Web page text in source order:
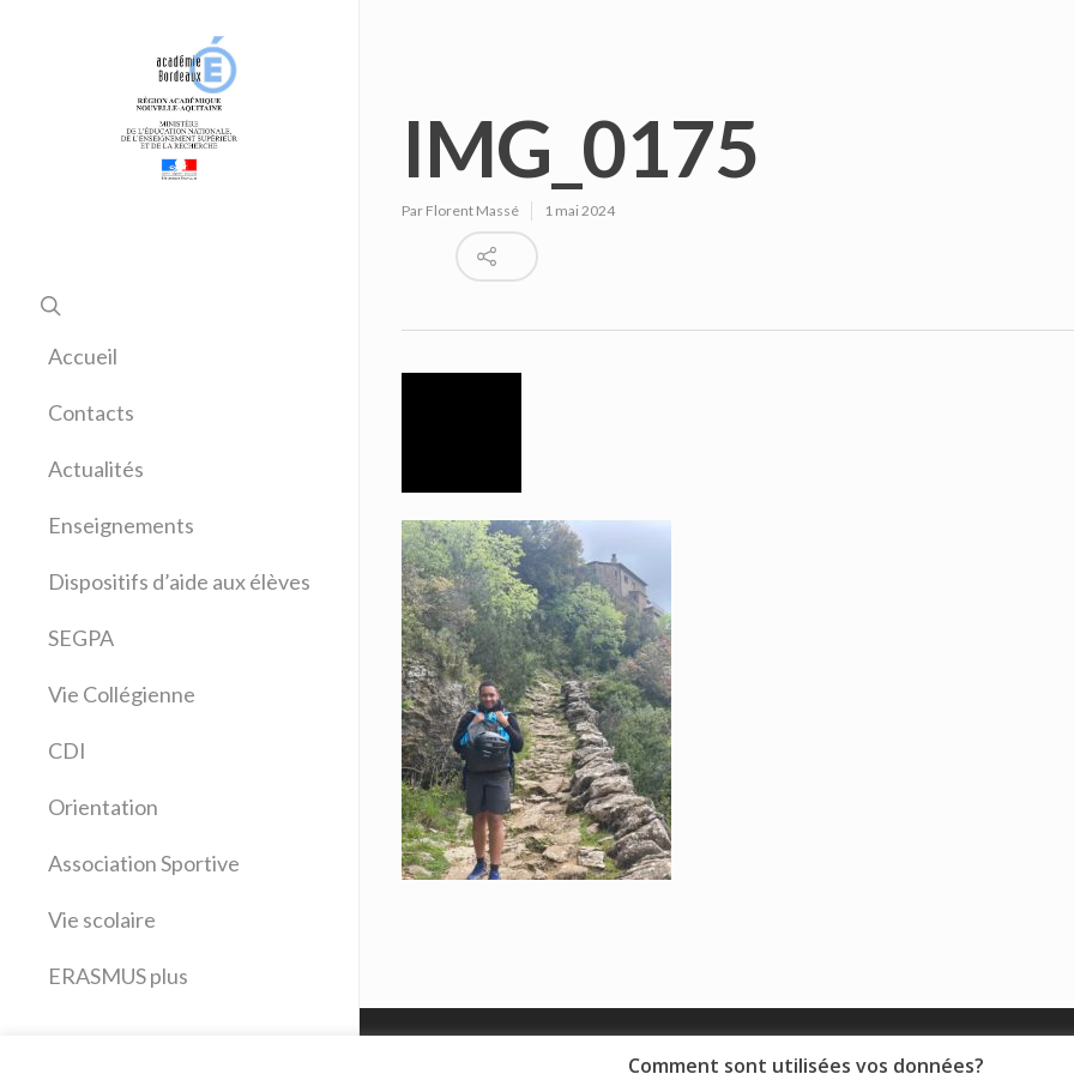
Accueil
Contacts
Actualités
Enseignements
Allemand
Anglais
Arts plastiques
Education musicale
Espagnol
Français
Latin
Sciences physiques
Technologie
Dispositifs d’aide aux élèves
SEGPA
Vie Collégienne
CDI
Orientation
Association Sportive
Vie scolaire
ERASMUS plus
IMG_0175
Par Florent Massé 1 mai 2024
© 2018 - Collège Henri de Navarre |Mentions légales
Comment sont utilisées vos données?